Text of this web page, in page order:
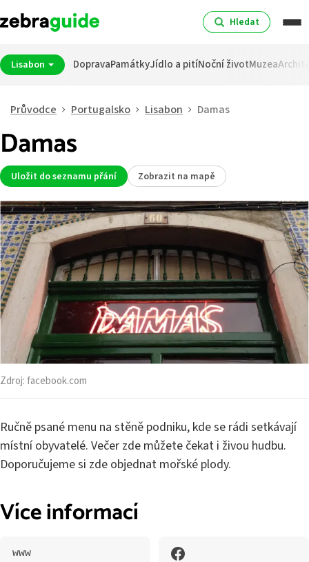
Hledat
Lisabon DopravaPamátkyJídlo a pitíNoční životMuzea
Průvodce Portugalsko Lisabon Damas
Damas
Uložit do seznamu přání Zobrazit na mapě
Zdroj:facebook.com
Ručně psané menu na stěně podniku, kde se rádi setkávají
místní obyvatelé. Večer zde můžete čekat i živou hudbu.
Doporučujeme si zde objednat mořské plody.
Více informací